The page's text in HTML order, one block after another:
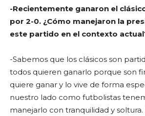
-Recientemente ganaron el
por 2-0. ¿Cómo manejaron la
este partido en el contexto
-Sabemos que los clásicos son
todos quieren ganarlo porque son
quiere ganar y lo vive de forma
nuestro lado como futbolistas
manejarlo con tranquilidad y